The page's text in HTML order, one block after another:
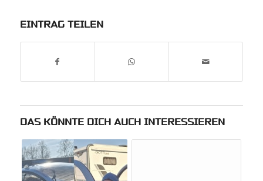
EINTRAG TEILEN
DAS KÖNNTE DICH AUCH INTERESSIEREN